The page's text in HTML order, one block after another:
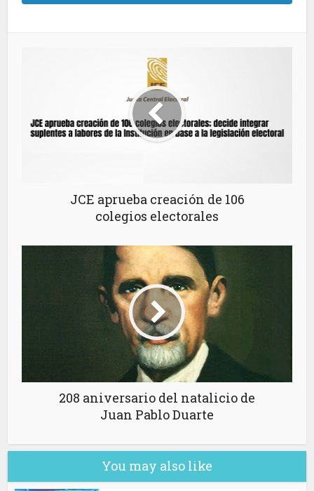
JCE aprueba creación de 106
colegios electorales
208 aniversario del natalicio de
Juan Pablo Duarte
You may also like